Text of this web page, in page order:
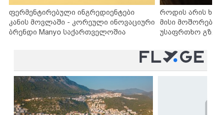
ფერმენტირებული ინგრედიენტები
კანის მოვლაში - კორეული ინოვაციური
ბრენდი Manyo საქართველოშია
როდის არის
მისი
უსაფრთხო